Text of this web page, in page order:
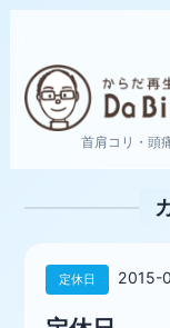
首肩コリ・頭
定休日 2015-